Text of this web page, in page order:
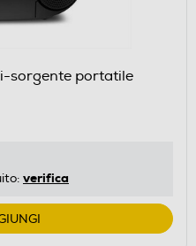
sorgente portatile
verifica